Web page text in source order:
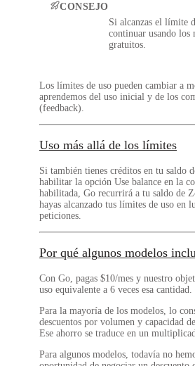
CONSEJO
Si alcanzas el límite
continuar usando los
gratuitos.
Los límites de uso pueden cambiar a
aprendemos del uso inicial y de los
(feedback).
Uso más allá de los límites
Si también tienes créditos en tu saldo
habilitar la opción Use balance en la
habilitada, Go recurrirá a tu saldo de
hayas alcanzado tus límites de uso en
peticiones.
Por qué algunos modelos
Con Go, pagas $10/mes y nuestro
uso equivalente a 6 veces esa cantidad.
Para la mayoría de los modelos, lo
descuentos por volumen y capacidad
Ese ahorro se traduce en un
Para algunos modelos, todavía no